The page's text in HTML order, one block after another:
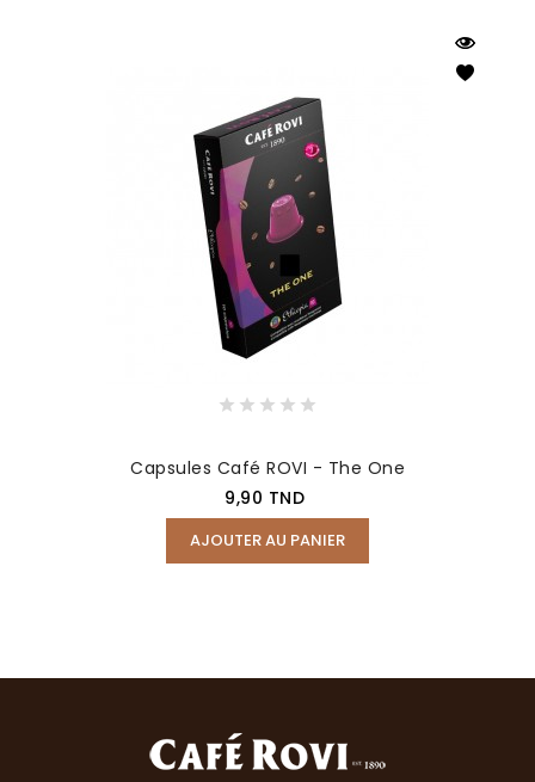
Capsules Café ROVI - The One
Prix
9,90 TND
AJOUTER AU PANIER